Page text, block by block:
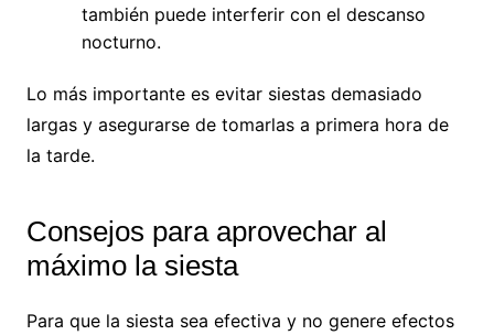
también puede interferir con el descanso
nocturno.
Lo más importante es evitar siestas demasiado
largas y asegurarse de tomarlas a primera hora de
la tarde.
Consejos para aprovechar al
máximo la siesta
Para que la siesta sea efectiva y no genere efectos